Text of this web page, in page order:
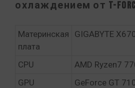
охлаждением от T-FORCE
Материнская
плата
GIGABYTE
CPU
AMD Ryzen7
GPU
GeForce GT